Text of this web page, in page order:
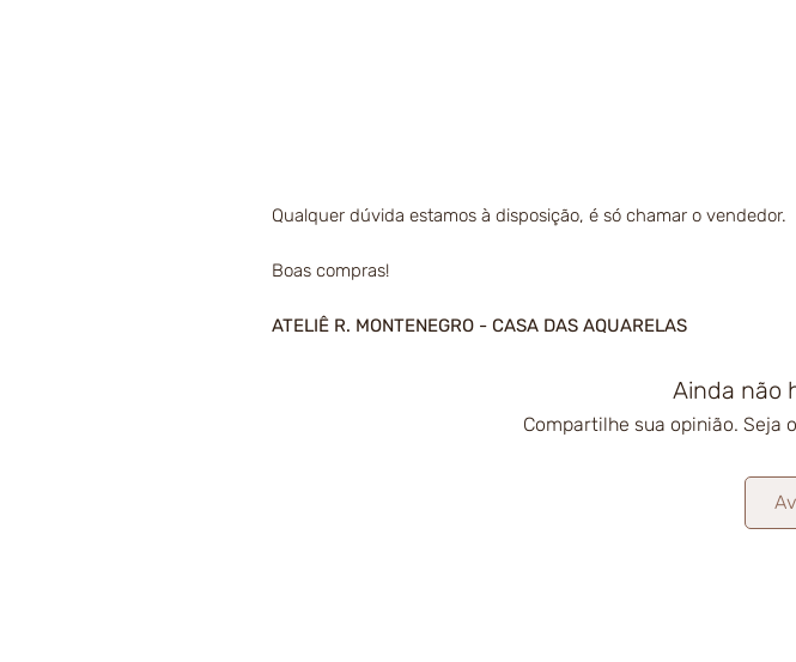
Qualquer dúvida estamos à disposição, é só chamar o vendedor.
Boas compras!
ATELIÊ R. MONTENEGRO - CASA DAS AQUARELAS
Ainda não
Compartilhe sua opinião. Seja